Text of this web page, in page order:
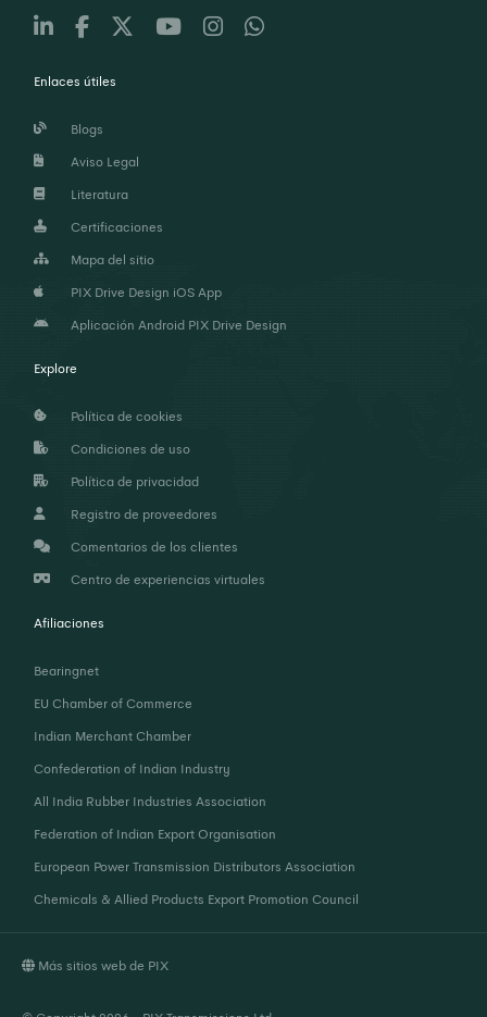
Enlaces útiles
Blogs
Aviso Legal
Literatura
Certificaciones
Mapa del sitio
PIX Drive Design iOS App
Aplicación Android PIX Drive Design
Explore
Política de cookies
Condiciones de uso
Política de privacidad
Registro de proveedores
Comentarios de los clientes
Centro de experiencias virtuales
Afiliaciones
Bearingnet
EU Chamber of Commerce
Indian Merchant Chamber
Confederation of Indian Industry
All India Rubber Industries Association
Federation of Indian Export Organisation
European Power Transmission Distributors Association
Chemicals & Allied Products Export Promotion Council
Más sitios web de PIX